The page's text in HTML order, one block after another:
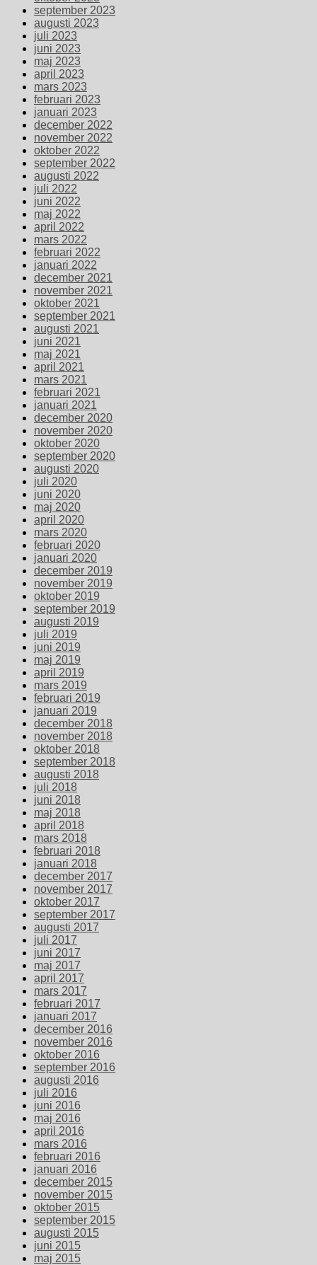
september 2023
augusti 2023
juli 2023
juni 2023
maj 2023
april 2023
mars 2023
februari 2023
januari 2023
december 2022
november 2022
oktober 2022
september 2022
augusti 2022
juli 2022
juni 2022
maj 2022
april 2022
mars 2022
februari 2022
januari 2022
december 2021
november 2021
oktober 2021
september 2021
augusti 2021
juni 2021
maj 2021
april 2021
mars 2021
februari 2021
januari 2021
december 2020
november 2020
oktober 2020
september 2020
augusti 2020
juli 2020
juni 2020
maj 2020
april 2020
mars 2020
februari 2020
januari 2020
december 2019
november 2019
oktober 2019
september 2019
augusti 2019
juli 2019
juni 2019
maj 2019
april 2019
mars 2019
februari 2019
januari 2019
december 2018
november 2018
oktober 2018
september 2018
augusti 2018
juli 2018
juni 2018
maj 2018
april 2018
mars 2018
februari 2018
januari 2018
december 2017
november 2017
oktober 2017
september 2017
augusti 2017
juli 2017
juni 2017
maj 2017
april 2017
mars 2017
februari 2017
januari 2017
december 2016
november 2016
oktober 2016
september 2016
augusti 2016
juli 2016
juni 2016
maj 2016
april 2016
mars 2016
februari 2016
januari 2016
december 2015
november 2015
oktober 2015
september 2015
augusti 2015
juni 2015
maj 2015